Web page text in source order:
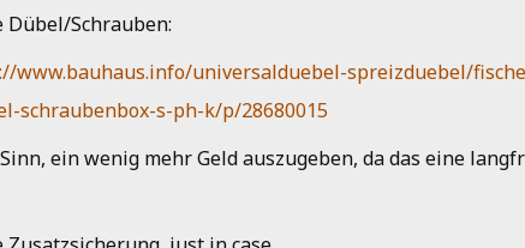
Dübel/Schrauben:
www.bauhaus.info/universalduebel-spreizduebel/
schraubenbox-s-ph-k/p/28680015
ein wenig mehr Geld auszugeben, da das eine